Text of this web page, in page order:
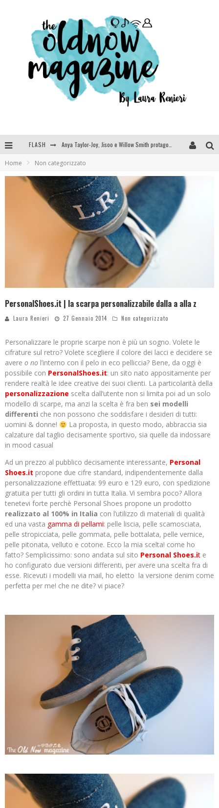
FLASH
SEE YOU AT 5 | Chanel
Home Non categorizzato
PersonalShoes.it | la scarpa personalizzabile dalla a alla z
Laura Renieri 27 Gennaio 2014 Non categorizzato
Personalizzare le proprie scarpe non è più un sogno. Volete le
cifrature sul retro? Volete scegliere il colore dei lacci e decidere se
avere o no l’interno con il pelo in eco pelliccia? Bene, da oggi è
possibile con PersonalShoes.it: un sito nato appositamente per
rendere realtà le idee creative dei suoi clienti. La particolarità della
personalizzazione scelta dall’utente non si limita poi ad un solo
modello di scarpe, ma anzi la scelta è fra ben sei modelli
differenti che non possono che soddisfare i desideri di tutti:
uomini & donne!
La proposta, in questo modo, abbraccia sia
calzature dal taglio decisamente sportivo, sia quelle da indossare
in mood casual
Ad un prezzo al pubblico decisamente interessante, Personal
Shoes.it propone due cifre standard, indipendentemente dalla
personalizzazione effettuata: 99 euro e 129 euro, con spedizione
gratuita per tutti gli ordini in tutta Italia. Vi sembra poco? Allora
tenetevi forte perchè Personal Shoes propone un prodotto
realizzato al 100% in Italia con l’utilizzo di materiali di qualità
ed una vasta gamma di pellami: pelle liscia, pelle scamosciata,
pelle stropicciata, pelle gommata, pelle bottalata, pelle vernice,
pelle pitonata, velluto e cotone. Ecco la mia scelta! come ho
fatto? Semplicissimo: sono andata sul sito Personal Shoes.it e
ho configurato due versioni differenti, per avere una scelta fra di
esse. Ricevuti i modelli via mail, ho eletto la versione denim come
perfetta per me! che ne dite? vi piace?